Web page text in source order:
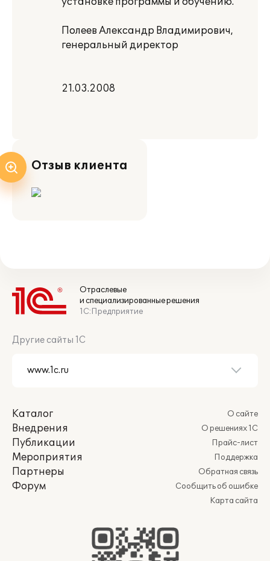
Полеев Александр Владимирович,
генеральный директор
21.03.2008
Отзыв клиента
Отраслевые
и специализированные решения
1С:Предприятие
Другие сайты 1С
Каталог
Внедрения
Публикации
Мероприятия
Партнеры
Форум
О сайте
О решениях 1С
Прайс-лист
Поддержка
Обратная связь
Сообщить об ошибке
Карта сайта